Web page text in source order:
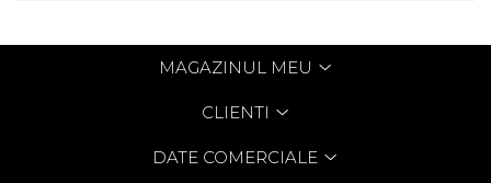
MAGAZINUL MEU
CLIENTI
DATE COMERCIALE